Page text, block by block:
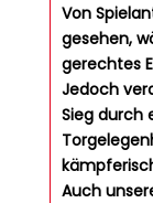
Von
gesehen,
gerechtes
Jedoch
Sieg durch
Auch